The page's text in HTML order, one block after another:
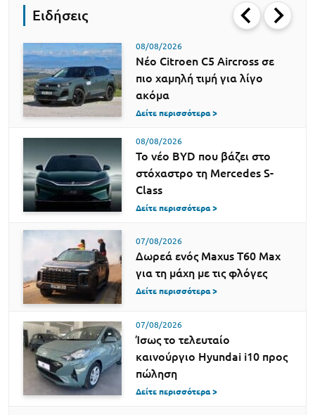
Ειδήσεις
08/08/2026
Νέο Citroen C5 Aircross σε
πιο χαμηλή τιμή για λίγο
ακόμα
Δείτε περισσότερα >
08/08/2026
Το νέο BYD που βάζει στο
στόχαστρο τη Mercedes S-
Class
Δείτε περισσότερα >
07/08/2026
Δωρεά ενός Maxus T60 Max
για τη μάχη με τις φλόγες
Δείτε περισσότερα >
07/08/2026
Ίσως το τελευταίο
καινούργιο Hyundai i10 προς
πώληση
Δείτε περισσότερα >